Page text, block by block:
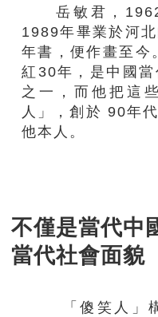
岳敏君，
1989年畢業於河
年書，便作畫至今
紅 30年，是中國
之一，而他把這
人」，創於 90年
他本人 。
不僅是當代中
當代社會面貌
「傻笑人」